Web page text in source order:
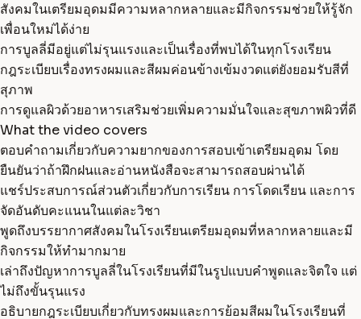
สังคมในเตรียมอุดมมีความหลากหลายและมีกิจกรรมช่วยให้รู้จัก
เพื่อนใหม่ได้ง่าย
การบูลลี่มีอยู่แต่ไม่รุนแรงและเป็นเรื่องที่พบได้ในทุกโรงเรียน
กฎระเบียบเรื่องทรงผมและสีผมค่อนข้างเข้มงวดแต่ยังยอมรับสีที่
สุภาพ
การดูแลผิวด้วยอาหารเสริมช่วยเพิ่มความมั่นใจและสุขภาพผิวที่ดี
What the video covers
ตอบคำถามเกี่ยวกับความยากของการสอบเข้าเตรียมอุดม โดย
ยืนยันว่าถ้าฝึกฝนและอ่านหนังสือจะสามารถสอบผ่านได้
แชร์ประสบการณ์ส่วนตัวเกี่ยวกับการเรียน การโดดเรียน และการ
จัดอันดับคะแนนในแต่ละวิชา
พูดถึงบรรยากาศสังคมในโรงเรียนเตรียมอุดมที่หลากหลายและมี
กิจกรรมให้ทำมากมาย
เล่าถึงปัญหาการบูลลี่ในโรงเรียนที่มีในรูปแบบคำพูดและจิตใจ แต่
ไม่ถึงขั้นรุนแรง
อธิบายกฎระเบียบเกี่ยวกับทรงผมและการย้อมสีผมในโรงเรียนที่